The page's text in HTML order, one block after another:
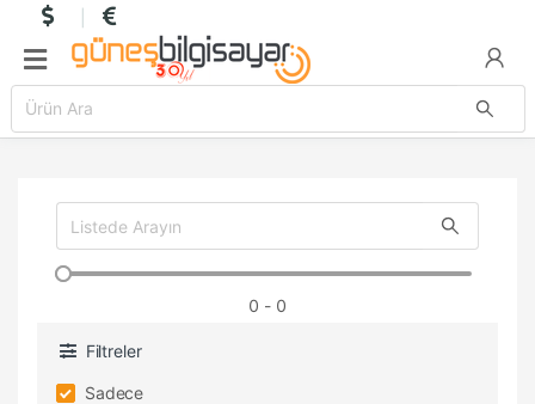
0 - 0
Filtreler
Sadece